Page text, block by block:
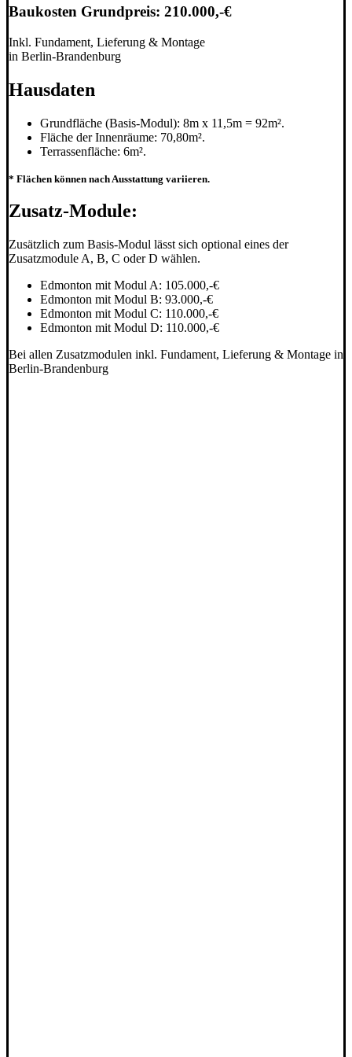
Baukosten Grundpreis: 210.000,-€
Inkl. Fundament, Lieferung & Montage
in Berlin-Brandenburg
Hausdaten
Grundfläche (Basis-Modul): 8m x 11,5m = 92m².
Fläche der Innenräume: 70,80m².
Terrassenfläche: 6m².
* Flächen können nach Ausstattung variieren.
Zusatz-Module:
Zusätzlich zum Basis-Modul lässt sich optional eines der
Zusatzmodule A, B, C oder D wählen.
Edmonton mit Modul A: 105.000,-€
Edmonton mit Modul B: 93.000,-€
Edmonton mit Modul C: 110.000,-€
Edmonton mit Modul D: 110.000,-€
Bei allen Zusatzmodulen inkl. Fundament, Lieferung & Montage in
Berlin-Brandenburg